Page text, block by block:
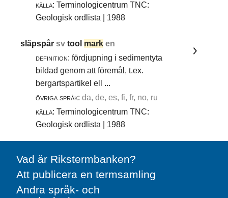
källa: Terminologicentrum TNC:
Geologisk ordlista | 1988
släpspårsvtool mark en
definition: fördjupning i sedimentyta
bildad genom att föremål, t.ex.
bergartspartikel ell ...
övriga språk: da, de, es, fi, fr, no, ru
källa: Terminologicentrum TNC:
Geologisk ordlista | 1988
Vad är Rikstermbanken?
Att publicera en termsamling
Andra språk- och